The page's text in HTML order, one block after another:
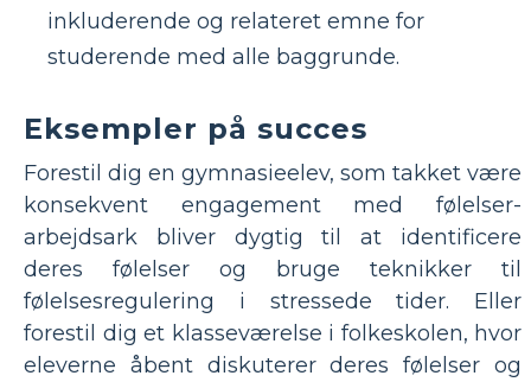
inkluderende og relateret emne for
studerende med alle baggrunde.
Eksempler på succes
Forestil dig en gymnasieelev, som takket være
konsekvent engagement med følelser-
arbejdsark bliver dygtig til at identificere
deres følelser og bruge teknikker til
følelsesregulering i stressede tider. Eller
forestil dig et klasseværelse i folkeskolen, hvor
eleverne åbent diskuterer deres følelser og